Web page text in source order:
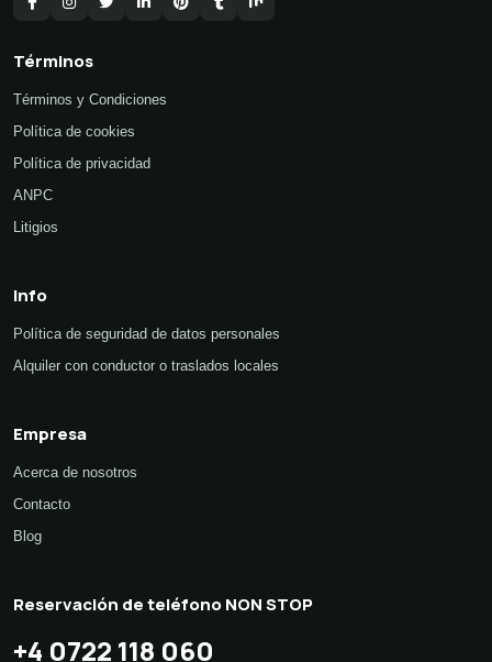
Términos
Términos y Condiciones
Política de cookies
Política de privacidad
ANPC
Litigios
Info
Política de seguridad de datos personales
Alquiler con conductor o traslados locales
Empresa
Acerca de nosotros
Contacto
Blog
Reservación de teléfono NON STOP
+4 0722 118 060